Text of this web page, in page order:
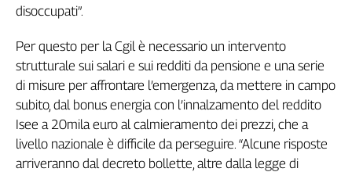
disoccupati”.
Per questo per la Cgil è necessario un intervento
strutturale sui salari e sui redditi da pensione e una serie
di misure per affrontare l’emergenza, da mettere in campo
subito, dal bonus energia con l’innalzamento del reddito
Isee a 20mila euro al calmieramento dei prezzi, che a
livello nazionale è difficile da perseguire. “Alcune risposte
arriveranno dal decreto bollette, altre dalla legge di